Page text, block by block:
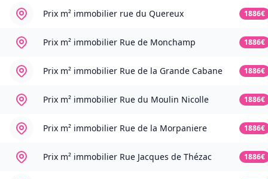
Prix m² immobilier rue du Quereux 1886€
Prix m² immobilier Rue de Monchamp 1886€
Prix m² immobilier Rue de la Grande Cabane 1886€
Prix m² immobilier Rue du Moulin Nicolle 1886€
Prix m² immobilier Rue de la Morpaniere 1886€
Prix m² immobilier Rue Jacques de Thézac 1886€